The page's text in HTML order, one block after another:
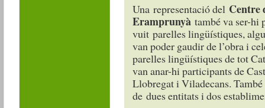
Una representació del Centre
Eramprunyàtambé va ser-hi
vuit parelles lingüístiques,
van poder gaudir de l’obra i
parelles lingüístiques de tot
van anar-hi participants de
Llobregat i Viladecans.
de dues entitats i dos